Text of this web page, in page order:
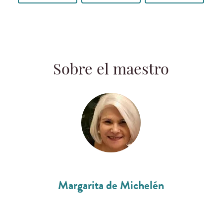
Sobre el maestro
Margarita de Michelén